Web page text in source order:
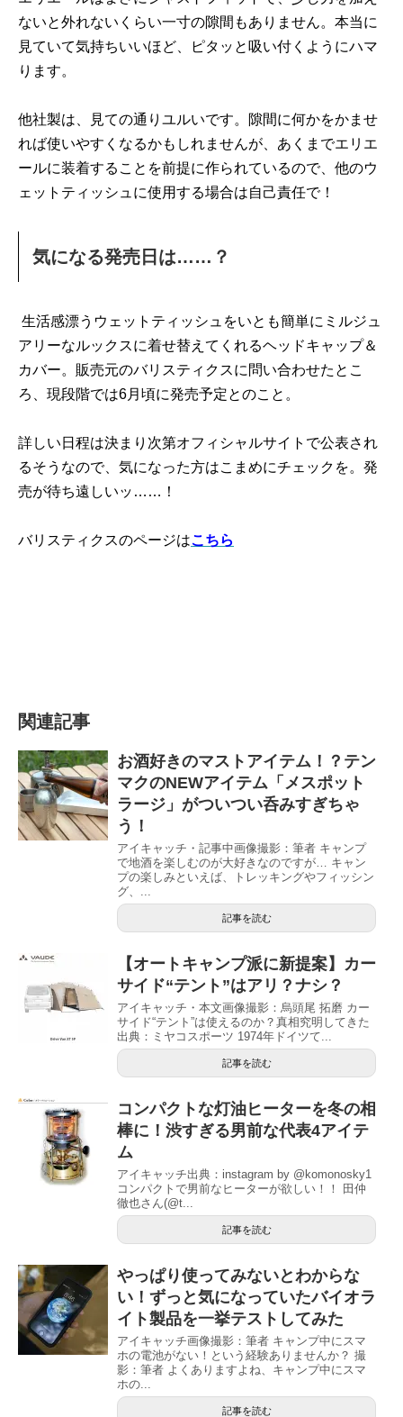
ないと外れないくらい一寸の隙間もありません。本当に
見ていて気持ちいいほど、ピタッと吸い付くようにハマ
ります。
他社製は、見ての通りユルいです。隙間に何かをかませ
れば使いやすくなるかもしれませんが、あくまでエリエ
ールに装着することを前提に作られているので、他のウ
ェットティッシュに使用する場合は自己責任で！
気になる発売日は……？
生活感漂うウェットティッシュをいとも簡単にミルジュ
アリーなルックスに着せ替えてくれるヘッドキャップ＆
カバー。販売元のバリスティクスに問い合わせたとこ
ろ、現段階では6月頃に発売予定とのこと。
詳しい日程は決まり次第オフィシャルサイトで公表され
るそうなので、気になった方はこまめにチェックを。発
売が待ち遠しいッ……！
バリスティクスのページはこちら
関連記事
お酒好きのマストアイテム！？テン
マクのNEWアイテム「メスポット
ラージ」がついつい呑みすぎちゃ
う！
アイキャッチ・記事中画像撮影：筆者 キャンプ
で地酒を楽しむのが大好きなのですが… キャン
プの楽しみといえば、トレッキングやフィッシン
グ、...
記事を読む
【オートキャンプ派に新提案】カー
サイド“テント”はアリ？ナシ？
アイキャッチ・本文画像撮影：烏頭尾 拓磨 カー
サイド“テント”は使えるのか？真相究明してきた
出典：ミヤコスポーツ 1974年ドイツて...
記事を読む
コンパクトな灯油ヒーターを冬の相
棒に！渋すぎる男前な代表4アイテ
ム
アイキャッチ出典：instagram by @komonosky1
コンパクトで男前なヒーターが欲しい！！ 田仲
徹也さん(@t...
記事を読む
やっぱり使ってみないとわからな
い！ずっと気になっていたバイオラ
イト製品を一挙テストしてみた
アイキャッチ画像撮影：筆者 キャンプ中にスマ
ホの電池がない！という経験ありませんか？ 撮
影：筆者 よくありますよね、キャンプ中にスマ
ホの...
記事を読む